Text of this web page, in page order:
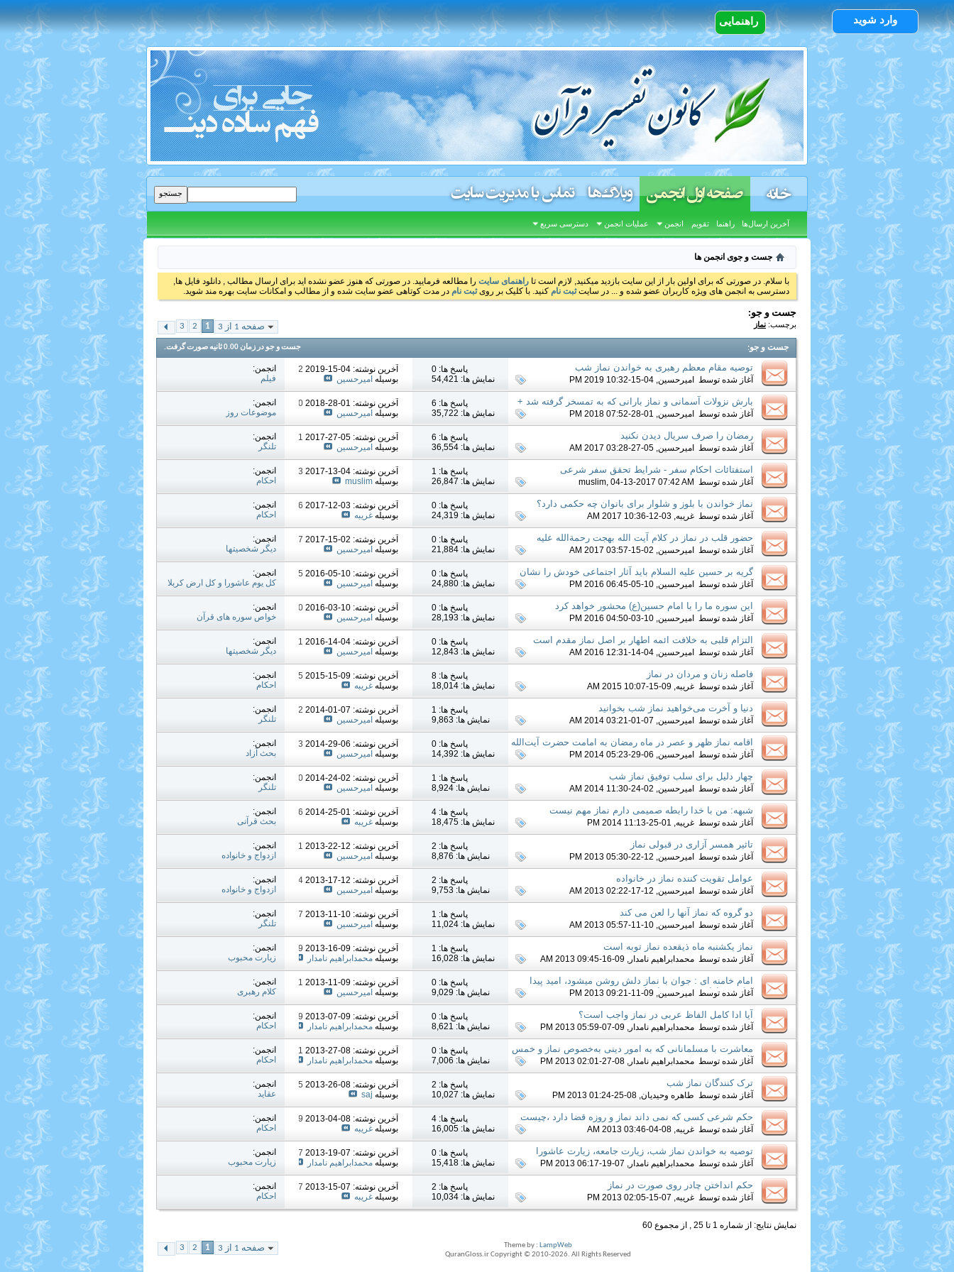
راهنمایی وارد شوید
خانه صفحه اول انجمن
آخرین ارسال‌ها راهنما تقویم انجمن عملیات انجمن دسترسی سریع
وبلاگ‌ها تماس با مدیریت سایت
جست و جوی انجمن ها
با سلام. در صورتی که برای اولین بار از این سایت بازدید میکنید, لازم است تا راهنمای سایت را مطالعه فرمایید. در صورتی که هنوز عضو نشده اید برای ارسال مطالب , دانلود فایل ها,
دسترسی به انجمن های ویژه کاربران عضو شده و ... در سایتثبت نام کنید. با کلیک بر رویثبت نام در مدت کوتاهی عضو سایت شده و از مطالب و امکانات سایت بهره مند شوید.
جست و جو:
برچسب: نماز صفحه 1 از 3 1
2
3
جست و جو: جست و جو در زمان 0.00ثانیه صورت گرفت.
توصیه مقام معظم رهبری به خواندن نماز شب
آغاز شده توسط امیرحسین, 04-15-2019 10:32 PM
پاسخ ها: 0
نمایش ها: 54,421
آخرين نوشته: 04-15-2019
10:32 PM
بوسیله امیرحسین
انجمن:
فیلم
بارش نزولات آسمانی و نماز بارانی که به تمسخر گرفته شد +
تصاویر
آغاز شده توسط امیرحسین, 01-28-2018 07:52 PM
پاسخ ها: 6
نمایش ها: 35,722
آخرين نوشته: 01-28-2018
08:00 PM
بوسیله امیرحسین
انجمن:
موضوعات روز
رمضان را صرف سریال دیدن نکنید
آغاز شده توسط امیرحسین, 05-27-2017 03:28 AM
پاسخ ها: 6
نمایش ها: 36,554
آخرين نوشته: 05-27-2017
03:31 AM
بوسیله امیرحسین
انجمن:
تلنگر
استفتائات احکام سفر - شرایط تحقق سفر شرعی
آغاز شده توسط muslim, 04-13-2017 07:42 AM
پاسخ ها: 1
نمایش ها: 26,847
آخرين نوشته: 04-13-2017
07:43 AM
بوسیله muslim
انجمن:
احکام
نماز خواندن با بلوز و شلوار برای بانوان چه حکمی دارد؟
آغاز شده توسط غریبه, 03-12-2017 10:36 AM
پاسخ ها: 0
نمایش ها: 24,319
آخرين نوشته: 03-12-2017
10:36 AM
بوسیله غریبه
انجمن:
احکام
حضور قلب در نماز در کلام آیت الله بهجت رحمةالله علیه
آغاز شده توسط امیرحسین, 02-15-2017 03:57 AM
پاسخ ها: 0
نمایش ها: 21,884
آخرين نوشته: 02-15-2017
03:57 AM
بوسیله امیرحسین
انجمن:
دیگر شخصیتها
گریه بر حسین علیه السلام باید آثار اجتماعی خودش را نشان
دهد
آغاز شده توسط امیرحسین, 10-05-2016 06:45 PM
پاسخ ها: 0
نمایش ها: 24,880
آخرين نوشته: 10-05-2016
06:45 PM
بوسیله امیرحسین
انجمن:
کل یوم عاشورا و کل ارض کربلا
این سوره ما را با امام حسین(ع) محشور خواهد کرد
آغاز شده توسط امیرحسین, 10-03-2016 04:50 PM
پاسخ ها: 0
نمایش ها: 28,193
آخرين نوشته: 10-03-2016
04:50 PM
بوسیله امیرحسین
انجمن:
خواص سوره های قرآن
التزام قلبی به خلافت ائمه اطهار بر اصل نماز مقدم است
آغاز شده توسط امیرحسین, 04-14-2016 12:31 AM
پاسخ ها: 0
نمایش ها: 12,843
آخرين نوشته: 04-14-2016
12:31 AM
بوسیله امیرحسین
انجمن:
دیگر شخصیتها
فاصله زنان و مردان در نماز
آغاز شده توسط غریبه, 09-15-2015 10:07 AM
پاسخ ها: 8
نمایش ها: 18,014
آخرين نوشته: 09-15-2015
10:15 AM
بوسیله غریبه
انجمن:
احکام
دنیا و آخرت می‌خواهید نماز شب بخوانید
آغاز شده توسط امیرحسین, 07-01-2014 03:21 AM
پاسخ ها: 1
نمایش ها: 9,863
آخرين نوشته: 07-01-2014
03:22 AM
بوسیله امیرحسین
انجمن:
تلنگر
اقامه نماز ظهر و عصر در ماه رمضان به امامت حضرت آیت‌الله
خامنه‌ای
آغاز شده توسط امیرحسین, 06-29-2014 05:23 PM
پاسخ ها: 0
نمایش ها: 14,392
آخرين نوشته: 06-29-2014
05:23 PM
بوسیله امیرحسین
انجمن:
بحث آزاد
چهار دلیل برای سلب توفیق نماز شب
آغاز شده توسط امیرحسین, 02-24-2014 11:30 AM
پاسخ ها: 1
نمایش ها: 8,924
آخرين نوشته: 02-24-2014
11:30 AM
بوسیله امیرحسین
انجمن:
تلنگر
شبهه: من با خدا رابطه صمیمی دارم نماز مهم نیست
آغاز شده توسط غریبه, 01-25-2014 11:13 PM
پاسخ ها: 4
نمایش ها: 18,475
آخرين نوشته: 01-25-2014
11:16 PM
بوسیله غریبه
انجمن:
بحث قرآنی
تاثیر همسر آزاری در قبولی نماز
آغاز شده توسط امیرحسین, 12-22-2013 05:30 PM
پاسخ ها: 2
نمایش ها: 8,876
آخرين نوشته: 12-22-2013
05:31 PM
بوسیله امیرحسین
انجمن:
ازدواج و خانواده
عوامل تقویت کننده نماز در خانواده
آغاز شده توسط امیرحسین, 12-17-2013 02:22 AM
پاسخ ها: 2
نمایش ها: 9,753
آخرين نوشته: 12-17-2013
02:24 AM
بوسیله امیرحسین
انجمن:
ازدواج و خانواده
دو گروه که نماز آنها را لعن می کند
آغاز شده توسط امیرحسین, 10-11-2013 05:57 AM
پاسخ ها: 1
نمایش ها: 11,024
آخرين نوشته: 10-11-2013
05:57 AM
بوسیله امیرحسین
انجمن:
تلنگر
نماز یکشنبه ماه ذیقعده نماز توبه است
آغاز شده توسط محمدابراهیم نامدار , 09-16-2013 09:45 AM
پاسخ ها: 1
نمایش ها: 16,028
آخرين نوشته: 09-16-2013
09:49 AM
بوسیله محمدابراهیم نامدار
انجمن:
زیارت محبوب
امام خامنه ای : جوان با نماز دلش روشن ميشود، اميد پيدا
ميكند، شادابى روحى پيدا ميكند
آغاز شده توسط امیرحسین, 09-11-2013 09:21 PM
پاسخ ها: 0
نمایش ها: 9,029
آخرين نوشته: 09-11-2013
09:21 PM
بوسیله امیرحسین
انجمن:
کلام رهبری
آيا ادا کامل الفاظ عربى در نماز واجب است؟
آغاز شده توسط محمدابراهیم نامدار , 09-07-2013 05:59 PM
پاسخ ها: 0
نمایش ها: 8,621
آخرين نوشته: 09-07-2013
05:59 PM
بوسیله محمدابراهیم نامدار
انجمن:
احکام
معاشرت با مسلمانانى که به امور دينى به‌خصوص نماز و خمس
پايبند نيستند
آغاز شده توسط محمدابراهیم نامدار , 08-27-2013 02:01 PM
پاسخ ها: 0
نمایش ها: 7,006
آخرين نوشته: 08-27-2013
02:01 PM
بوسیله محمدابراهیم نامدار
انجمن:
احکام
ترک کنندگان نماز شب
آغاز شده توسط طاهره وحیدیان, 08-25-2013 01:24 PM
پاسخ ها: 2
نمایش ها: 10,027
آخرين نوشته: 08-26-2013
12:05 AM
بوسیله saj
انجمن:
عقاید
حکم شرعی کسی که نمی داند نماز و روزه قضا دارد ،چیست
آغاز شده توسط غریبه, 08-04-2013 03:46 AM
پاسخ ها: 4
نمایش ها: 16,005
آخرين نوشته: 08-04-2013
03:49 AM
بوسیله غریبه
انجمن:
احکام
توصیه به خواندن نماز شب، زیارت جامعه، زیارت عاشورا
آغاز شده توسط محمدابراهیم نامدار , 07-19-2013 06:17 PM
پاسخ ها: 0
نمایش ها: 15,418
آخرين نوشته: 07-19-2013
06:17 PM
بوسیله محمدابراهیم نامدار
انجمن:
زیارت محبوب
حکم انداختن چادر روی صورت در نماز
آغاز شده توسط غریبه, 07-15-2013 02:05 PM
پاسخ ها: 2
نمایش ها: 10,034
آخرين نوشته: 07-15-2013
02:07 PM
بوسیله غریبه
انجمن:
احکام
نمایش نتایج: از شماره 1 تا 25 , از مجموع 60
صفحه 1 از 3 1
2
3 Theme by : LampWeb
QuranGloss.ir Copyright © 2010-2026. All Rights Reserved